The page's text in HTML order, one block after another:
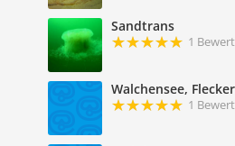
Sandtrans
1
Walchensee,
1